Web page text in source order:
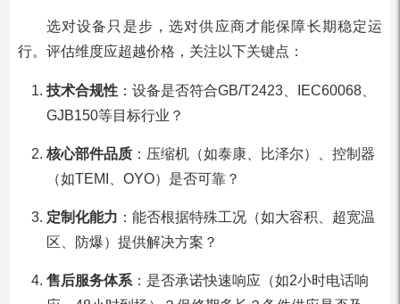
选对设备只是步，选对供应商才能保障长期稳定运
行。评估维度应超越价格，关注以下关键点：
技术合规性：设备是否符合GB/T2423、IEC60068、
GJB150等目标行业？
核心部件品质：压缩机（如泰康、比泽尔）、控制器
（如TEMI、OYO）是否可靠？
定制化能力 ：能否根据特殊工况（如大容积、超宽温
区、防爆）提供解决方案？
售后服务体系：是否承诺快速响应（如2小时电话响